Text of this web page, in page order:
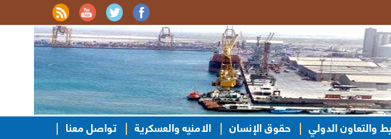
والتعاون الدولي حقوق الإنسان الامنيه والعسكرية
تواصل معنا